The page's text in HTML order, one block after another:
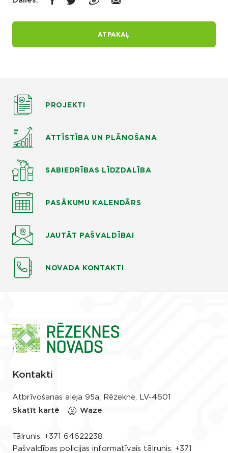
ATPAKAĻ
PROJEKTI
ATTĪSTĪBA UN PLĀNOŠANA
SABIEDRĪBAS LĪDZDALĪBA
PASĀKUMU KALENDĀRS
JAUTĀT PAŠVALDĪBAI
NOVADA KONTAKTI
Kontakti
Atbrīvošanas aleja 95a, Rēzekne, LV-4601
Skatīt kartē
Waze
Tālrunis: +371 64622238
Pašvaldības policijas informatīvais tālrunis: +371